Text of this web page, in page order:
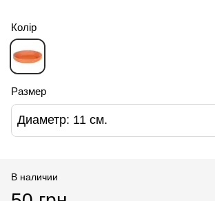
Колір
Размер
Диаметр: 11 см.
В наличии